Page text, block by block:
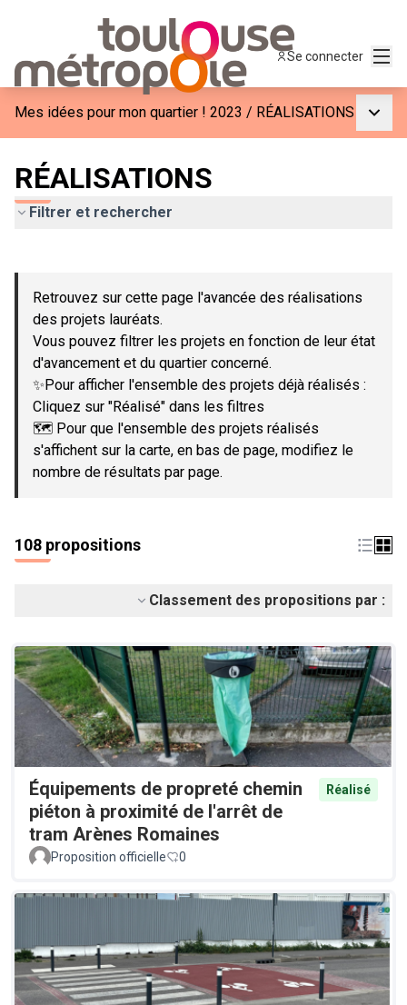
Se connecter
Mes idées pour mon quartier ! 2023 / RÉALISATIONS
RÉALISATIONS
Filtrer et rechercher
−
Retrouvez sur cette page l'avancée des réalisations
des projets lauréats.
Vous pouvez filtrer les projets en fonction de leur état
d'avancement et du quartier concerné.
✨Pour afficher l'ensemble des projets déjà réalisés :
Cliquez sur "Réalisé" dans les filtres
🗺️ Pour que l'ensemble des projets réalisés
s'affichent sur la carte, en bas de page, modifiez le
nombre de résultats par page.
108 propositions
Classement des propositions par :
Équipements de propreté chemin
piéton à proximité de l'arrêt de
tram Arènes Romaines
Réalisé
Proposition officielle 0